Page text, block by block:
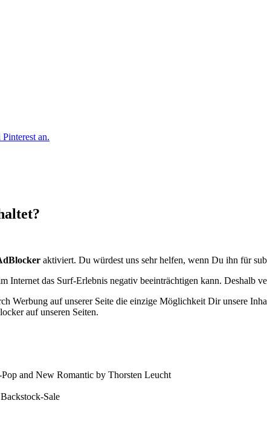
an.
aktiviert. Du würdest uns sehr helfen, wenn Du ihn für
Internet das Surf-Erlebnis negativ beeinträchtigen kann. Deshalb
Werbung auf unserer Seite die einzige Möglichkeit Dir unsere
auf unseren Seiten.
and New Romantic by Thorsten Leucht
Sale